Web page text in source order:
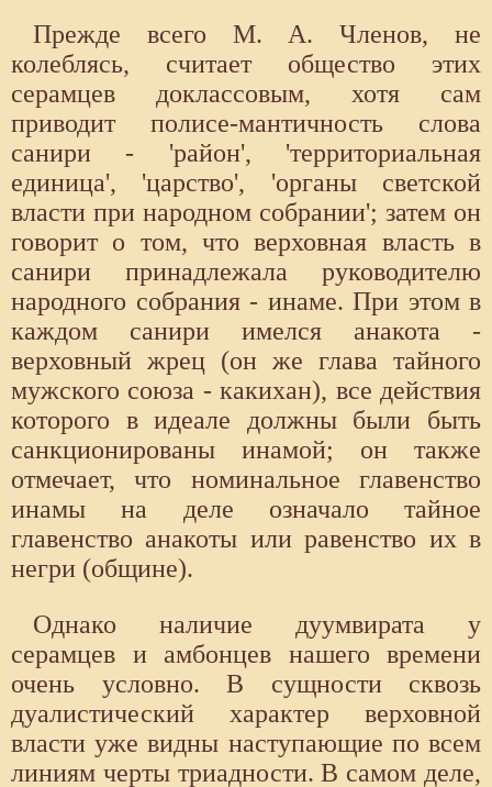
Прежде всего М. А. Членов, не
колеблясь, считает общество этих
серамцев доклассовым, хотя сам
приводит полисе-мантичность слова
санири - 'район', 'территориальная
единица', 'царство', 'органы светской
власти при народном собрании'; затем он
говорит о том, что верховная власть в
санири принадлежала руководителю
народного собрания - инаме. При этом в
каждом санири имелся анакота -
верховный жрец (он же глава тайного
мужского союза - какихан), все действия
которого в идеале должны были быть
санкционированы инамой; он также
отмечает, что номинальное главенство
инамы на деле означало тайное
главенство анакоты или равенство их в
негри (общине).
Однако наличие дуумвирата у
серамцев и амбонцев нашего времени
очень условно. В сущности сквозь
дуалистический характер верховной
власти уже видны наступающие по всем
линиям черты триадности. В самом деле,